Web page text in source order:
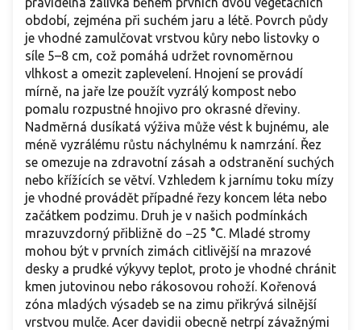
období, zejména při suchém jaru a létě. Povrch půdy
je vhodné zamulčovat vrstvou kůry nebo listovky o
síle 5–8 cm, což pomáhá udržet rovnoměrnou
vlhkost a omezit zaplevelení. Hnojení se provádí
mírně, na jaře lze použít vyzrálý kompost nebo
pomalu rozpustné hnojivo pro okrasné dřeviny.
Nadměrná dusíkatá výživa může vést k bujnému, ale
méně vyzrálému růstu náchylnému k namrzání. Řez
se omezuje na zdravotní zásah a odstranění suchých
nebo křížících se větví. Vzhledem k jarnímu toku mízy
je vhodné provádět případné řezy koncem léta nebo
začátkem podzimu. Druh je v našich podmínkách
mrazuvzdorný přibližně do −25 °C. Mladé stromy
mohou být v prvních zimách citlivější na mrazové
desky a prudké výkyvy teplot, proto je vhodné chránit
kmen jutovinou nebo rákosovou rohoží. Kořenová
zóna mladých výsadeb se na zimu přikrývá silnější
vrstvou mulče. Acer davidii obecně netrpí závažnými